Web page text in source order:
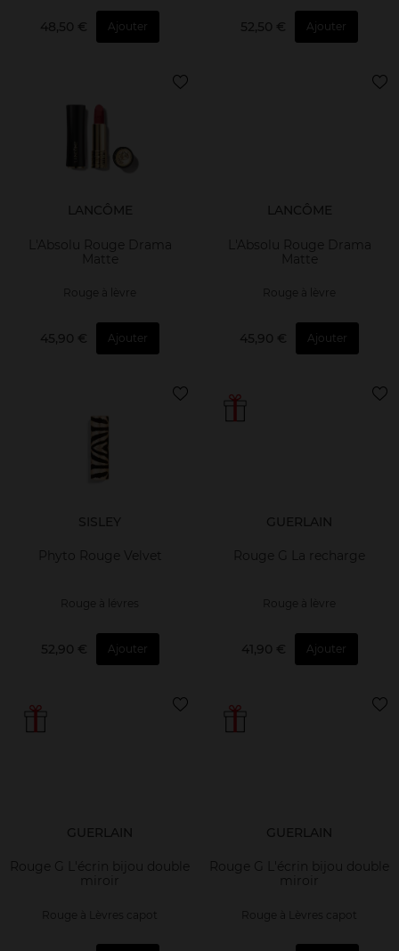
48,50 € Ajouter 52,50 € Ajouter
LANCÔME
L'Absolu Rouge Drama
Matte
Rouge à lèvre
45,90 € Ajouter
LANCÔME
L'Absolu Rouge Drama
Matte
Rouge à lèvre
45,90 € Ajouter
SISLEY
Phyto Rouge Velvet
Rouge à lévres
52,90 € Ajouter
GUERLAIN
Rouge G La recharge
Rouge à lèvre
41,90 € Ajouter
GUERLAIN
Rouge G L'écrin bijou double
miroir
Rouge à Lèvres capot
GUERLAIN
Rouge G L'écrin bijou double
miroir
Rouge à Lèvres capot